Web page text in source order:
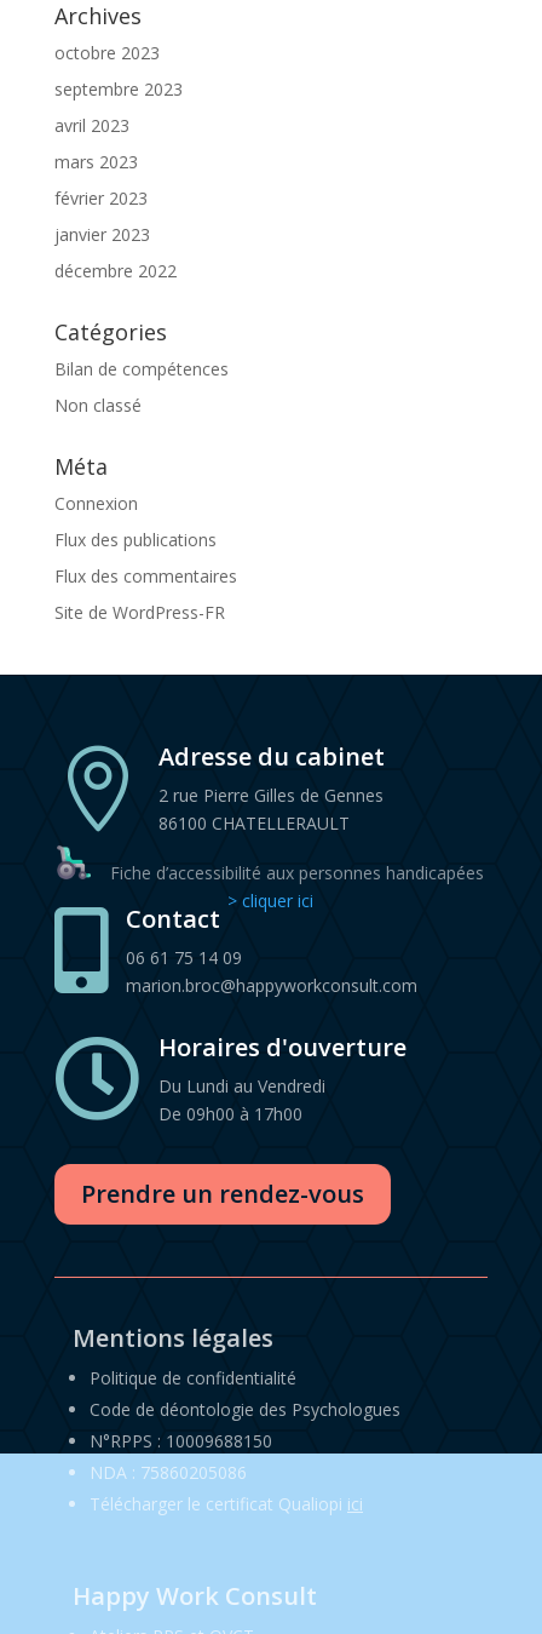
Archives
octobre 2023
septembre 2023
avril 2023
mars 2023
février 2023
janvier 2023
décembre 2022
Catégories
Bilan de compétences
Non classé
Méta
Connexion
Flux des publications
Flux des commentaires
Site de WordPress-FR
 Adresse du cabinet
2 rue Pierre Gilles de Gennes
86100 CHATELLERAULT
Fiche d’accessibilité aux personnes handicapées
> cliquer ici
 Contact
06 61 75 14 09
marion.broc@happyworkconsult.com
 Horaires d'ouverture
Du Lundi au Vendredi
De 09h00 à 17h00
Prendre un rendez-vous
Mentions légales
Politique de confidentialité
Code de déontologie des Psychologues
N°RPPS : 10009688150
NDA : 75860205086
Télécharger le certificat Qualiopi ici
Happy Work Consult